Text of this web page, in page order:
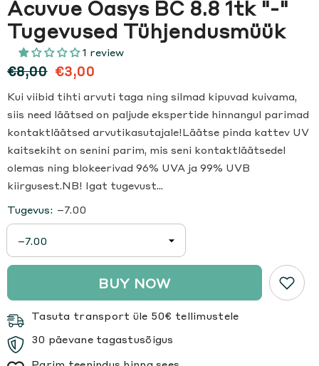
Acuvue Oasys BC 8.8 1tk "-"
Tugevused Tühjendusmüük
1 review
€8,00 €3,00
Kui viibid tihti arvuti taga ning silmad kipuvad kuivama,
siis need läätsed on paljude ekspertide hinnangul parimad
kontaktläätsed arvutikasutajale!Läätse pinda kattev UV
kaitsekiht on senini parim, mis seni kontaktläätsedel
olemas ning blokeerivad 96% UVA ja 99% UVB
kiirgusest.NB! Igat tugevust...
Tugevus: –7.00
BUY NOW
Tasuta transport üle 50€ tellimustele
30 päevane tagastusõigus